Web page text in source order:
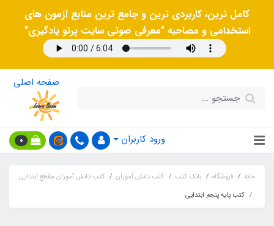
کامل ترین، کاربردی ترین و جامع ترین منابع آزمون های
استخدامی و مصاحبه "معرفی صوتی سایت پرتو یادگیری"
صفحه اصلی
ورود کاربران 0
خانه فروشگاه بانک کتب کتب دانش آموزان
کتب دانش آموزان مقطع ابتدایی
کتب پایه پنجم ابتدایی